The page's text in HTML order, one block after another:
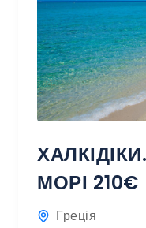
МОРІ 210€
Греція